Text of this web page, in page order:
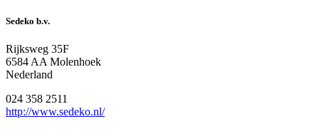
Sedeko b.v.
Rijksweg 35F
6584 AA Molenhoek
Nederland
024 358 2511
http://www.sedeko.nl/